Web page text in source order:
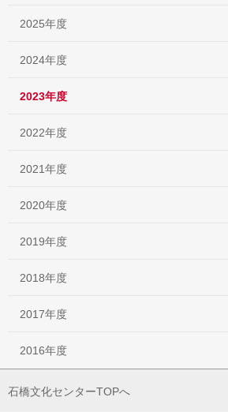
2025年度
2024年度
2023年度
2022年度
2021年度
2020年度
2019年度
2018年度
2017年度
2016年度
石橋文化センターTOPへ